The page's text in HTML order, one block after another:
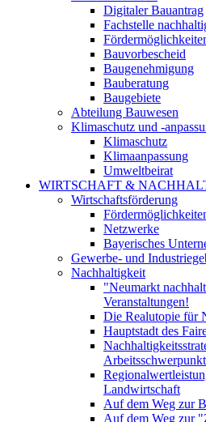
Digitaler Bauantrag
Fachstelle
Bauvorbescheid
Baugenehmigung
Bauberatung
Baugebiete
Abteilung Bauwesen
Klimaschutz und -
Klimaschutz
Klimaanpassung
Umweltbeirat
WIRTSCHAFT &
Wirtschaftsförderung
Netzwerke
Bayerisches
Gewerbe- und
Nachhaltigkeit
"Neumarkt
Veranstaltungen!
Die Realutopie für
Hauptstadt des
Landwirtschaft
Auf dem Weg zur
Auf dem Weg zur